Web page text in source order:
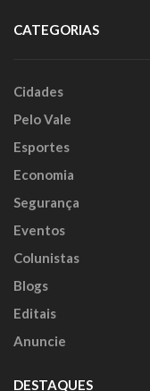
CATEGORIAS
Cidades
Pelo Vale
Esportes
Economia
Segurança
Eventos
Colunistas
Blogs
Editais
Anuncie
DESTAQUES